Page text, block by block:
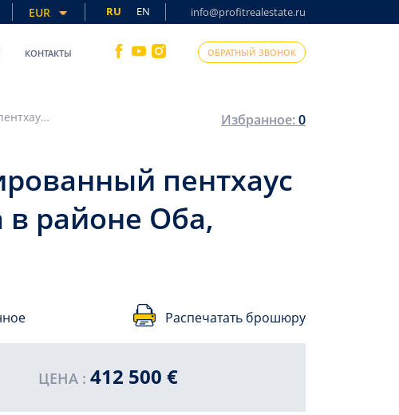
EUR RU EN info@profitrealestate.ru
КОНТАКТЫ ОБРАТНЫЙ ЗВОНОК
Элитная недвижимость для ВНЖ: меблированный пентхаус 4+1, 240м², в комплексе премиум класса в районе Оба, Алания Избранное:0
пентхаус
в районе Оба,
Распечатать брошюру
ЦЕНА : 412 500 €